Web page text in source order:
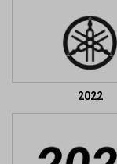
2022